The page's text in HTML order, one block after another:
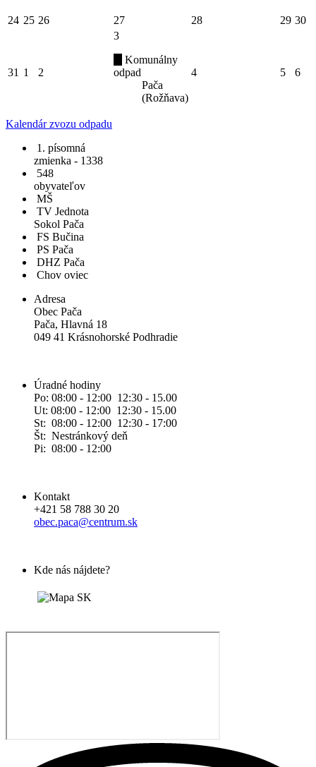
24 25 26 27 28 29 30
31 1 2
3
Komunálny
odpad
Pača
(Rožňava)
4 5 6
Kalendár zvozu odpadu
1. písomná
zmienka - 1338
548
obyvateľov
MŠ
TV Jednota
Sokol Pača
FS Bučina
PS Pača
DHZ Pača
Chov oviec
Adresa
Obec Pača
Pača, Hlavná 18
049 41 Krásnohorské Podhradie
Úradné hodiny
Po: 08:00 - 12:00 12:30 - 15.00
Ut: 08:00 - 12:00 12:30 - 15.00
St: 08:00 - 12:00 12:30 - 17:00
Št: Nestránkový deň
Pi: 08:00 - 12:00
Kontakt
+421 58 788 30 20
obec.paca@centrum.sk
Kde nás nájdete?